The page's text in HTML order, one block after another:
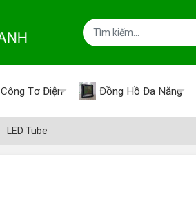
Công Tơ Điện Đồng Hồ Đa Năng
LED Tube